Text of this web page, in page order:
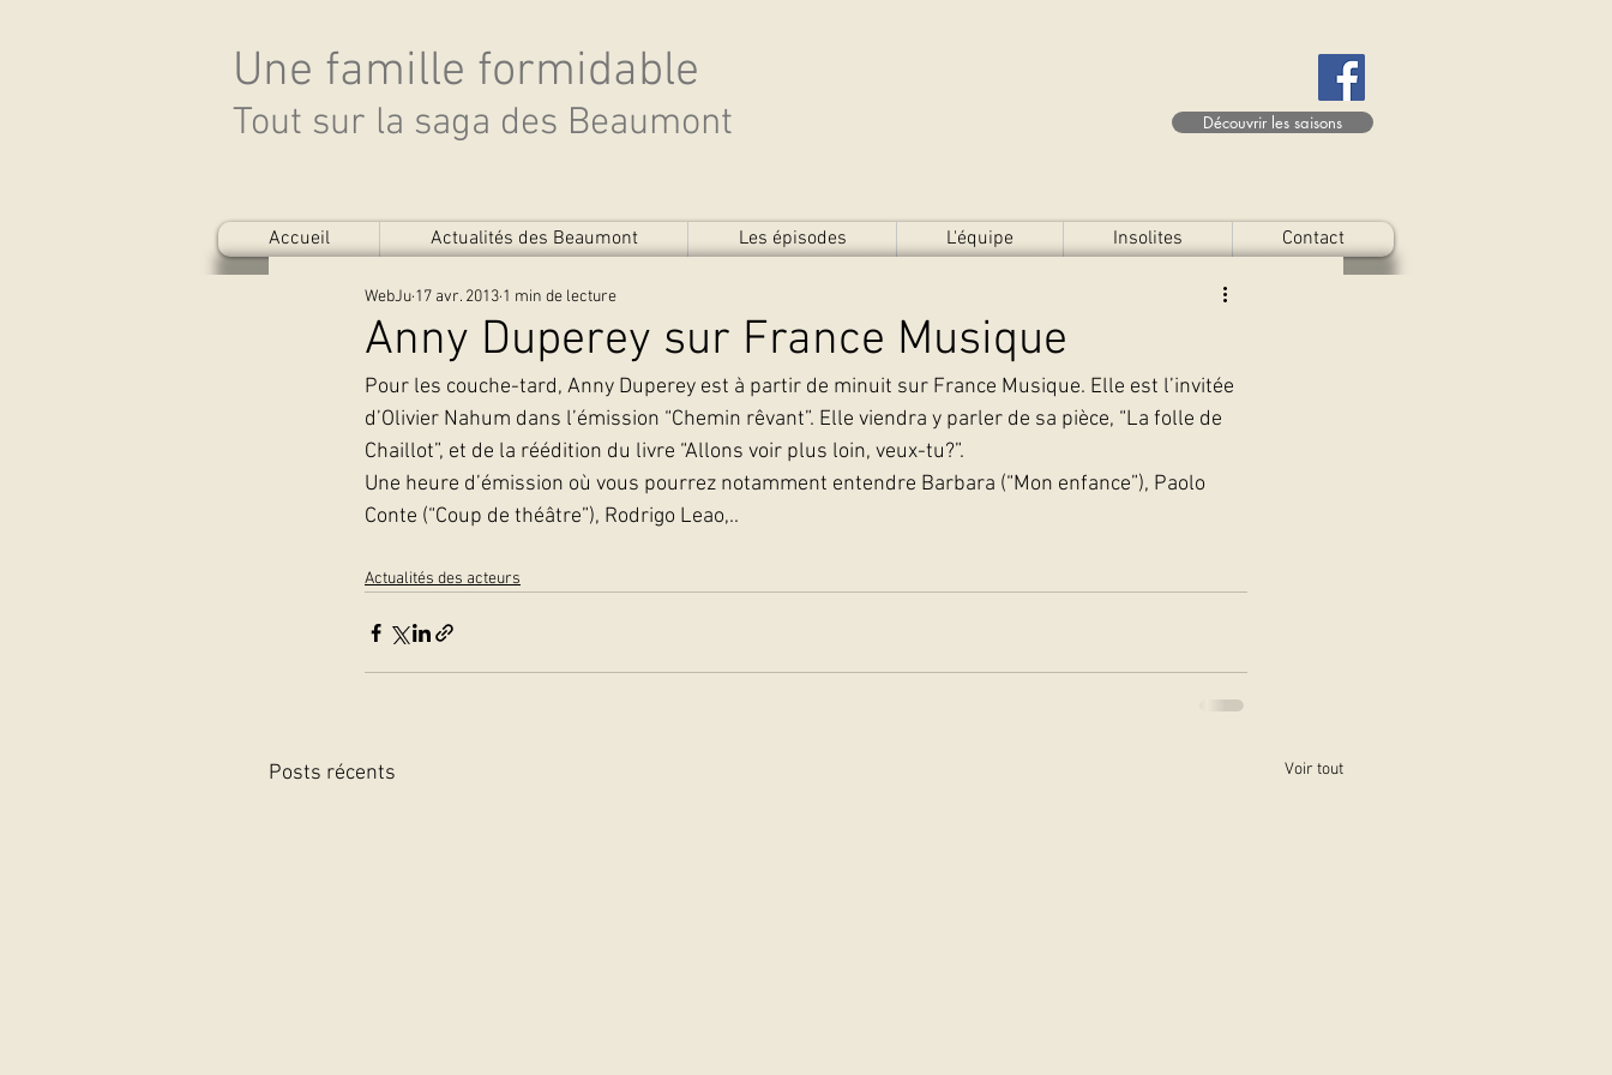
Une famille formidable
Tout sur la saga des Beaumont Découvrir les saisons
Accueil Actualités des Beaumont Les épisodes L'équipe Insolites Contact
Anny Duperey sur France Musique
WebJu 17 avr. 2013 1 min de lecture
Pour les couche-tard, Anny Duperey est à partir de minuit sur France Musique. Elle est l’invitée
d’Olivier Nahum dans l’émission “Chemin rêvant”. Elle viendra y parler de sa pièce, “La folle de
Chaillot”, et de la réédition du livre “Allons voir plus loin, veux-tu?”.
Une heure d’émission où vous pourrez notamment entendre Barbara (“Mon enfance”), Paolo
Conte (“Coup de théâtre”), Rodrigo Leao,..
Actualités des acteurs
Posts récents Voir tout